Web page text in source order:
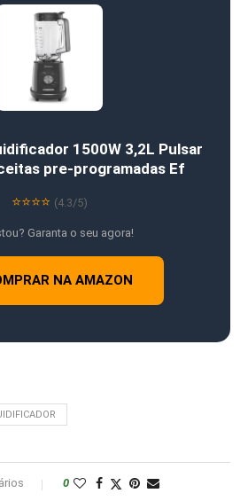
1500W 3,2L Pulsar
pre-programadas Ef
⭐⭐⭐⭐ (4.3/5)
Garanta o seu agora!
NA AMAZON
0